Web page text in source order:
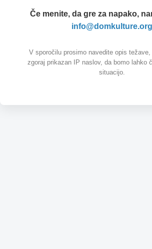
Če menite, da gre za napako,
info@domkulture.org
V sporočilu prosimo navedite opis
zgoraj prikazan IP naslov, da bomo lahko
situacijo.